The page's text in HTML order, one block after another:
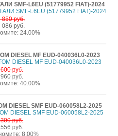
SMF-L6EU (51779952 FIAT)-2024
850 руб.
086 руб.
24.00%
DIESEL MF EUD-040036L0-2023
руб.
руб.
40.00%
DIESEL SMF EUD-060058L2-2025
руб.
руб.
8.00%